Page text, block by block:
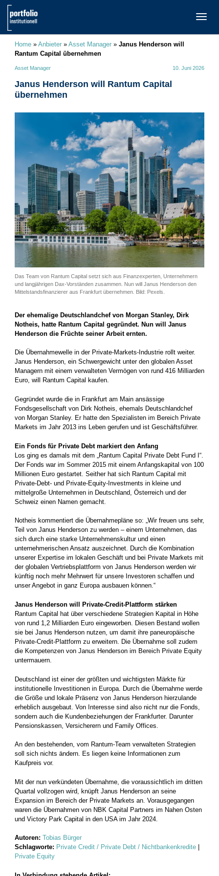
Home » Anbieter » Asset Manager » Janus Henderson will
Rantum Capital übernehmen
Asset Manager 10. Juni 2026
Janus Henderson will Rantum Capital
übernehmen
Das Team von Rantum Capital setzt sich aus Finanzexperten, Unternehmern
und langjährigen Dax-Vorständen zusammen. Nun will Janus Henderson den
Mittelstandsfinanzierer aus Frankfurt übernehmen. Bild: Pexels.
Der ehemalige Deutschlandchef von Morgan Stanley, Dirk
Notheis, hatte Rantum Capital gegründet. Nun will Janus
Henderson die Früchte seiner Arbeit ernten.
Die Übernahmewelle in der Private-Markets-Industrie rollt weiter.
Janus Henderson, ein Schwergewicht unter den globalen Asset
Managern mit einem verwalteten Vermögen von rund 416 Milliarden
Euro, will Rantum Capital kaufen.
Gegründet wurde die in Frankfurt am Main ansässige
Fondsgesellschaft von Dirk Notheis, ehemals Deutschlandchef
von Morgan Stanley. Er hatte den Spezialisten im Bereich Private
Markets im Jahr 2013 ins Leben gerufen und ist Geschäftsführer.
Ein Fonds für Private Debt markiert den Anfang
Los ging es damals mit dem „Rantum Capital Private Debt Fund I“.
Der Fonds war im Sommer 2015 mit einem Anfangskapital von 100
Millionen Euro gestartet. Seither hat sich Rantum Capital mit
Private-Debt- und Private-Equity-Investments in kleine und
mittelgroße Unternehmen in Deutschland, Österreich und der
Schweiz einen Namen gemacht.
Notheis kommentiert die Übernahmepläne so: „Wir freuen uns sehr,
Teil von Janus Henderson zu werden – einem Unternehmen, das
sich durch eine starke Unternehmenskultur und einen
unternehmerischen Ansatz auszeichnet. Durch die Kombination
unserer Expertise im lokalen Geschäft und bei Private Markets mit
der globalen Vertriebsplattform von Janus Henderson werden wir
künftig noch mehr Mehrwert für unsere Investoren schaffen und
unser Angebot in ganz Europa ausbauen können.“
Janus Henderson will Private-Credit-Plattform stärken
Rantum Capital hat über verschiedene Strategien Kapital in Höhe
von rund 1,2 Milliarden Euro eingeworben. Diesen Bestand wollen
sie bei Janus Henderson nutzen, um damit ihre paneuropäische
Private-Credit-Plattform zu erweitern. Die Übernahme soll zudem
die Kompetenzen von Janus Henderson im Bereich Private Equity
untermauern.
Deutschland ist einer der größten und wichtigsten Märkte für
institutionelle Investitionen in Europa. Durch die Übernahme werde
die Größe und lokale Präsenz von Janus Henderson hierzulande
erheblich ausgebaut. Von Interesse sind also nicht nur die Fonds,
sondern auch die Kundenbeziehungen der Frankfurter. Darunter
Pensionskassen, Versicherern und Family Offices.
An den bestehenden, vom Rantum-Team verwalteten Strategien
soll sich nichts ändern. Es liegen keine Informationen zum
Kaufpreis vor.
Mit der nun verkündeten Übernahme, die voraussichtlich im dritten
Quartal vollzogen wird, knüpft Janus Henderson an seine
Expansion im Bereich der Private Markets an. Vorausgegangen
waren die Übernahmen von NBK Capital Partners im Nahen Osten
und Victory Park Capital in den USA im Jahr 2024.
Autoren: Tobias Bürger
Schlagworte: Private Credit / Private Debt / Nichtbankenkredite
Private Equity